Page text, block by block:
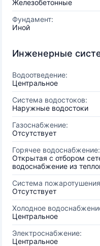
Железобетонные
Фундамент:
Иной
Инженерные
Водоотведение:
Центральное
Система водостоков:
Наружные водостоки
Газоснабжение:
Отсутствует
Горячее водоснабжение:
Открытая с отбором
водоснабжение из
Система
Отсутствует
Холодное
Центральное
Электроснабжение:
Центральное